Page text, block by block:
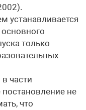
устанавливается
только
части
не
что